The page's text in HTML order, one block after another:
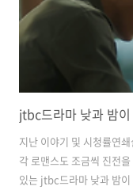
jtbc드라마 낮과 밤
지난 이야기 및 시청률연
각 로맨스도 조금씩 진전
있는 jtbc드라마 낮과 밤